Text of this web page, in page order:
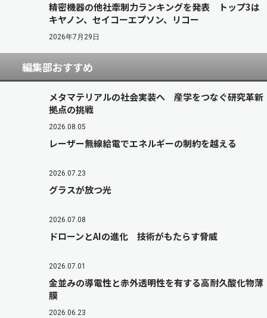
精密機器の他社牽制力ランキングを発表 トップ3は
キヤノン、セイコーエプソン、リコー
2026年7月29日
編集部おすすめ
メタマテリアルの社会実装へ 産学をつなぐ研究革新
拠点の挑戦
2026.08.05
レーザー無線給電でエネルギーの制約を越える
2026.07.23
グラスが放つ光
2026.07.08
ドローンとAIの進化 技術がもたらす脅威
2026.07.01
金並みの導電性と赤外透明性を有する高耐久酸化物薄
膜
2026.06.23